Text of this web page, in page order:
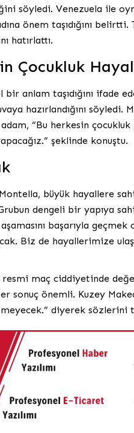
söyledi. Venezuela ile
önem taşıdığını belirtti.
hatırlattı.
Çocukluk
bir anlam taşıdığını ifade
hazırlandığını
“Bu herkesin
şeklinde konuştu.
büyük hayallere
dengeli bir yapıya
başarıyla
Biz de hayallerimize
resmi maç ciddiyetinde
sonuç önemli. Kuzey
diyerek sözlerini